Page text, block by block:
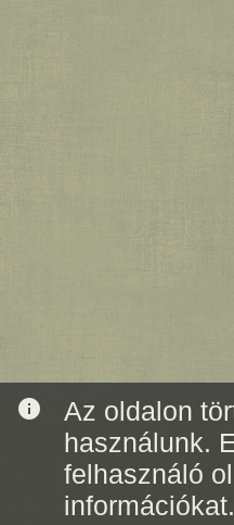
info
Az oldalon
használunk.
felhasználó